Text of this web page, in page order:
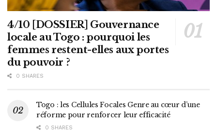
4/10 [DOSSIER] Gouvernance
locale au Togo : pourquoi les
femmes restent-elles aux portes
du pouvoir ?
0 SHARES
Togo : les Cellules Focales Genre au cœur d’une
réforme pour renforcer leur efficacité
0 SHARES